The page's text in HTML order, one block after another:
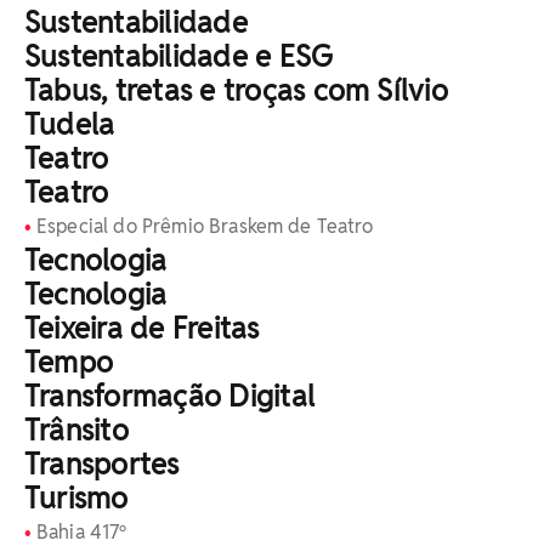
Sustentabilidade
Sustentabilidade e ESG
Tabus, tretas e troças com Sílvio
Tudela
Teatro
Teatro
Especial do Prêmio Braskem de Teatro
Tecnologia
Tecnologia
Teixeira de Freitas
Tempo
Transformação Digital
Trânsito
Transportes
Turismo
Bahia 417º